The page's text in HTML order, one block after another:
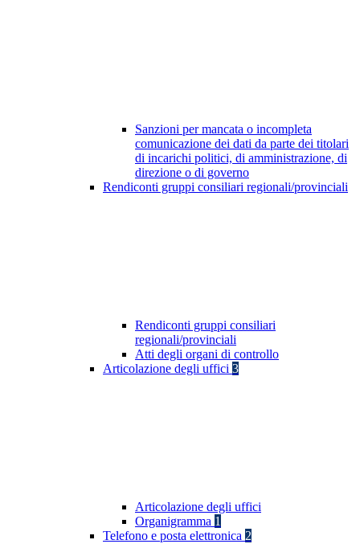
Sanzioni per mancata o incompleta
comunicazione dei dati da parte dei titolari
di incarichi politici, di amministrazione, di
direzione o di governo
Rendiconti gruppi consiliari regionali/provinciali
Rendiconti gruppi consiliari
regionali/provinciali
Atti degli organi di controllo
Articolazione degli uffici 3
Articolazione degli uffici
Organigramma 1
Telefono e posta elettronica 2